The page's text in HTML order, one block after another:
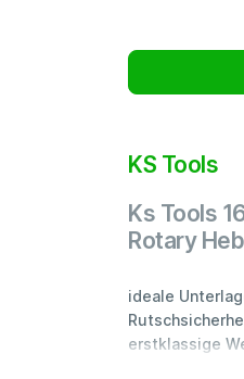
KS Tools
Ks Tools
Rotary
ideale
erstklassige
kein Limit.